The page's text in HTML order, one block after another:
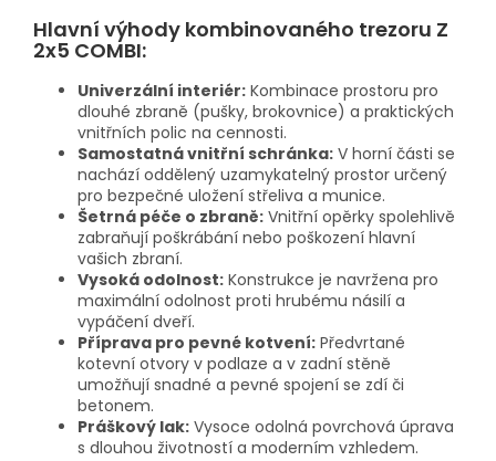
Hlavní výhody kombinovaného trezoru Z
2x5 COMBI:
Univerzální interiér: Kombinace prostoru pro
dlouhé zbraně (pušky, brokovnice) a praktických
vnitřních polic na cennosti.
Samostatná vnitřní schránka: V horní části se
nachází oddělený uzamykatelný prostor určený
pro bezpečné uložení střeliva a munice.
Šetrná péče o zbraně: Vnitřní opěrky spolehlivě
zabraňují poškrábání nebo poškození hlavní
vašich zbraní.
Vysoká odolnost: Konstrukce je navržena pro
maximální odolnost proti hrubému násilí a
vypáčení dveří.
Příprava pro pevné kotvení: Předvrtané
kotevní otvory v podlaze a v zadní stěně
umožňují snadné a pevné spojení se zdí či
betonem.
Práškový lak: Vysoce odolná povrchová úprava
s dlouhou životností a moderním vzhledem.